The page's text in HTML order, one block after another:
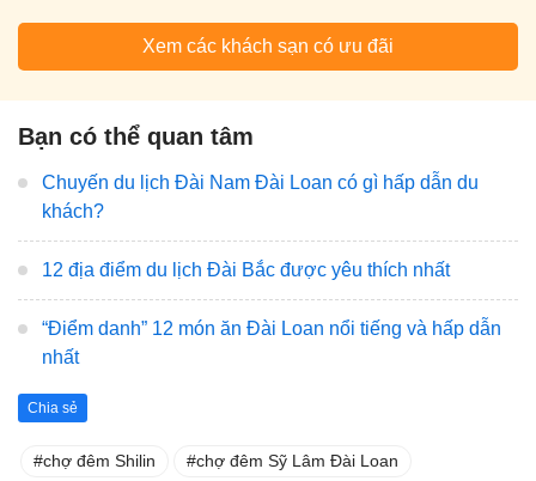
Xem các khách sạn có ưu đãi
Bạn có thể quan tâm
Chuyến du lịch Đài Nam Đài Loan có gì hấp dẫn du
khách?
12 địa điểm du lịch Đài Bắc được yêu thích nhất
“Điểm danh” 12 món ăn Đài Loan nổi tiếng và hấp dẫn
nhất
Chia sẻ
chợ đêm Shilin chợ đêm Sỹ Lâm Đài Loan